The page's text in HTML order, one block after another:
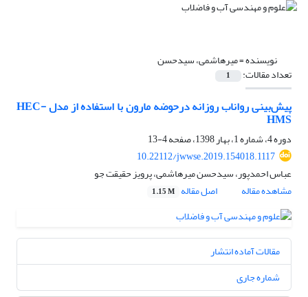
نویسنده =میرهاشمی، سیدحسن
تعداد مقالات: 1
پیش‌بینی رواناب روزانه درحوضه مارون با استفاده از مدل HEC-
HMS
دوره 4، شماره 1، بهار 1398، صفحه
4-13
10.22112/jwwse.2019.154018.1117
عباس احمدپور، سیدحسن میرهاشمی، پرویز حقیقت جو
مشاهده مقاله
اصل مقاله 1.15 M
مقالات آماده انتشار
شماره جاری